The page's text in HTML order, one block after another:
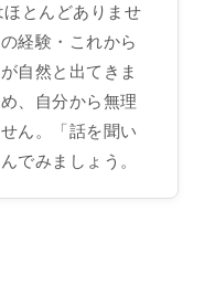
とんどありませ
経験・これから
自然と出てきま
、自分から無理
ん。「話を聞い
でみましょう。